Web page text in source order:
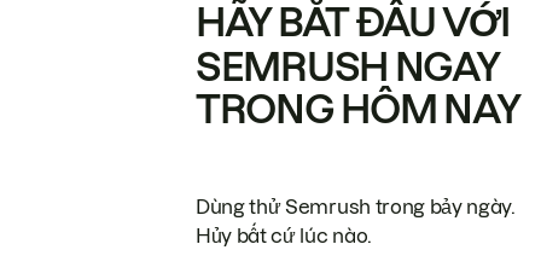
HÃY BẮT ĐẦU VỚI
SEMRUSH NGAY
TRONG HÔM NAY
Dùng thử Semrush trong bảy ngày.
Hủy bất cứ lúc nào.